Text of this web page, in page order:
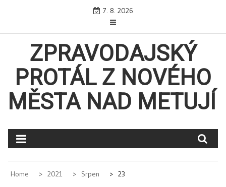
7. 8. 2026
ZPRAVODAJSKÝ
PROTÁL Z NOVÉHO
MĚSTA NAD METUJÍ
Home 2021 Srpen 23